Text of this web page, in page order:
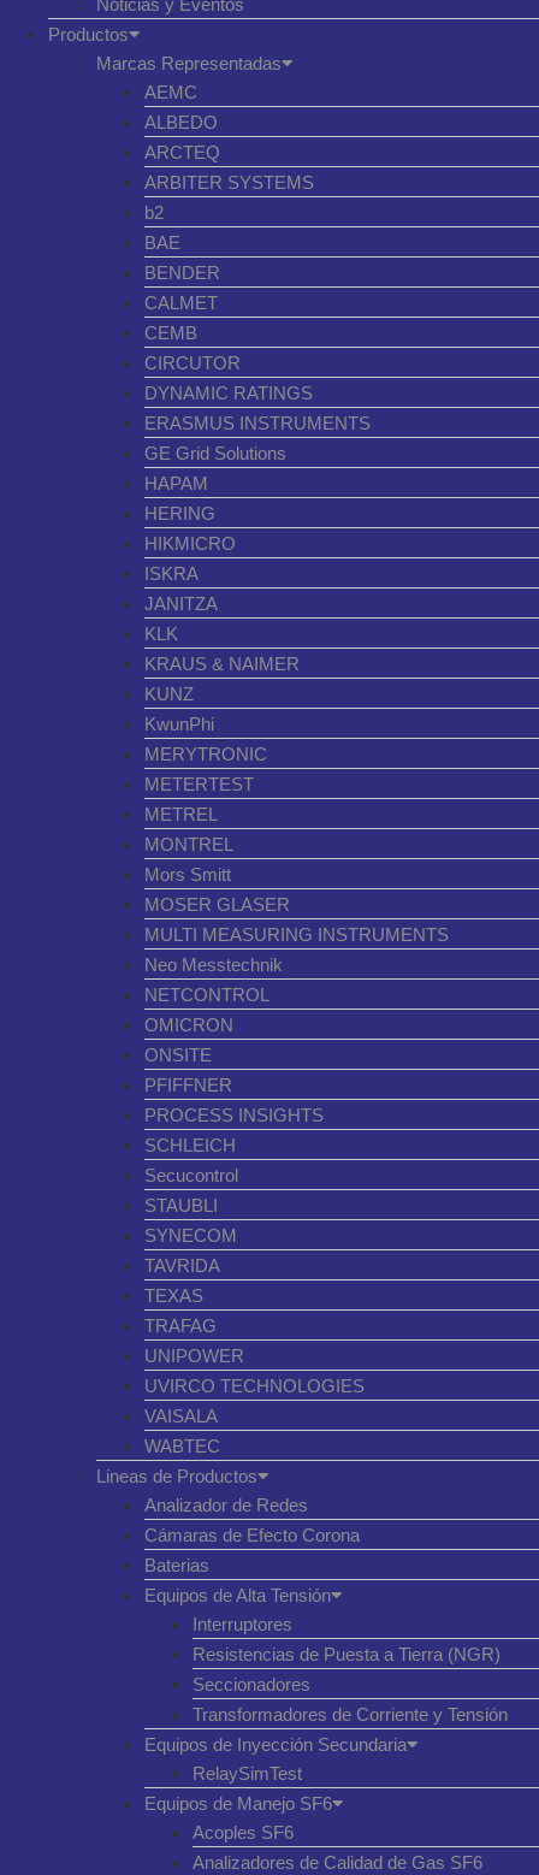
Productos
Marcas Representadas
AEMC
ALBEDO
ARCTEQ
ARBITER SYSTEMS
b2
BAE
BENDER
CALMET
CEMB
CIRCUTOR
DYNAMIC RATINGS
ERASMUS INSTRUMENTS
GE Grid Solutions
HAPAM
HERING
HIKMICRO
ISKRA
JANITZA
KLK
KRAUS & NAIMER
KUNZ
KwunPhi
MERYTRONIC
METERTEST
METREL
MONTREL
Mors Smitt
MOSER GLASER
MULTI MEASURING INSTRUMENTS
Neo Messtechnik
NETCONTROL
OMICRON
ONSITE
PFIFFNER
PROCESS INSIGHTS
SCHLEICH
Secucontrol
STAUBLI
SYNECOM
TAVRIDA
TEXAS
TRAFAG
UNIPOWER
UVIRCO TECHNOLOGIES
VAISALA
WABTEC
Lineas de Productos
Analizador de Redes
Cámaras de Efecto Corona
Baterias
Equipos de Alta Tensión
Interruptores
Resistencias de Puesta a Tierra (NGR)
Seccionadores
Transformadores de Corriente y Tensión
Equipos de Inyección Secundaria
RelaySimTest
Equipos de Manejo SF6
Acoples SF6
Analizadores de Calidad de Gas SF6